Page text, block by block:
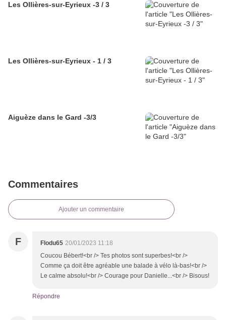
Les Ollières-sur-Eyrieux -3 / 3
Les Ollières-sur-Eyrieux - 1 / 3
Aiguèze dans le Gard -3/3
Commentaires
Ajouter un commentaire
F Flodu65 20/01/2023 11:18
Coucou Bébert!<br /> Tes photos sont superbes!<br />
Comme ça doit être agréable une balade à vélo là-bas!<br />
Le calme absolu!<br /> Courage pour Danielle...<br /> Bisous!
Répondre